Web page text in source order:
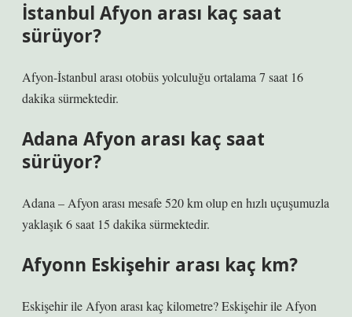
İstanbul Afyon arası kaç saat
sürüyor?
Afyon-İstanbul arası otobüs yolculuğu ortalama 7 saat 16
dakika sürmektedir.
Adana Afyon arası kaç saat
sürüyor?
Adana – Afyon arası mesafe 520 km olup en hızlı uçuşumuzla
yaklaşık 6 saat 15 dakika sürmektedir.
Afyonn Eskişehir arası kaç km?
Eskişehir ile Afyon arası kaç kilometre? Eskişehir ile Afyon